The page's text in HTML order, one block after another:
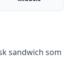
sandwich som